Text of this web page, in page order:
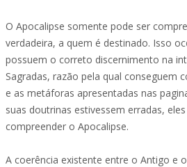
O Apocalipse somente pode ser
verdadeira, a quem é destinado. Isso
possuem o correto discernimento na
Sagradas, razão pela qual conseguem
e as metáforas apresentadas nas
suas doutrinas estivessem erradas,
compreender o Apocalipse.
A coerência existente entre o Antigo e